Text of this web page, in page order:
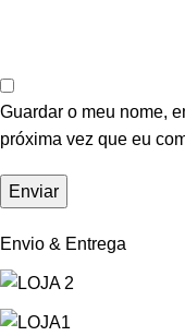
Guardar o meu nome,
próxima vez que eu
Envio & Entrega